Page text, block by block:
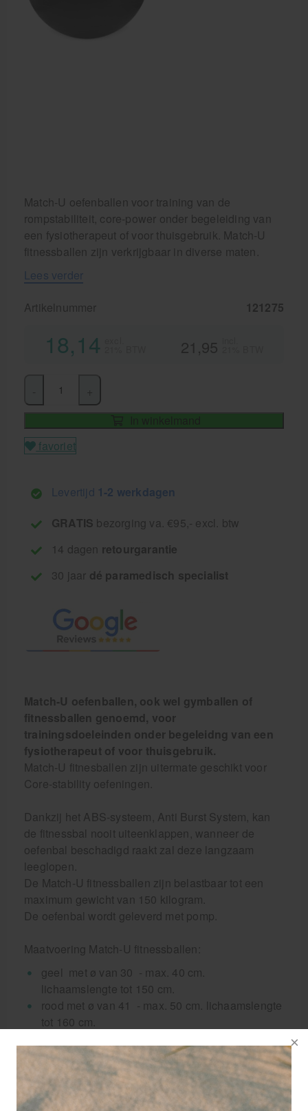
Match-U oefenballen voor training van de
rompstabiliteit, core-power onder begeleiding van
een fysiotherapeut of voor thuisgebruik. Match-U
fitnessballen zijn verkrijgbaar in diverse maten.
Lees verder
Artikelnummer 121275
18,14 21,95
In winkelmand
favoriet
Levertijd 1-2 werkdagen
GRATIS bezorging va. €95,- excl. btw
14 dagen retourgarantie
30 jaar dé paramedisch specialist
Match-U oefenballen, ook wel gymballen of
fitnessballen genoemd, voor
trainingsdoeleinden onder begeleidng van een
fysiotherapeut of voor thuisgebruik.
Match-U fitnesballen zijn uitermate geschikt voor
Core-stability oefeningen.
Dankzij het ABS-systeem, Anti Burst System, kan
de fitnessbal nooit uiteenklappen, wanneer de
oefenbal beschadigd raakt zal deze langzaam
leeglopen.
De Match-U fitnessballen zijn belastbaar tot een
maximum gewicht van 150 kilogram.
De oefenbal wordt geleverd met pomp.
Maatvoering Match-U fitnessballen:
geel met ø van 30 - max. 40 cm.
lichaamslengte tot 150 cm.
rood met ø van 41 - max. 50 cm. lichaamslengte
tot 160 cm.
lichaamslengte tot 173 cm.
blauw met ø van 61 - max. 70 cm.
lichaamslengte tot 185 cm.
zwart met ø van 71 - max. 80 cm.